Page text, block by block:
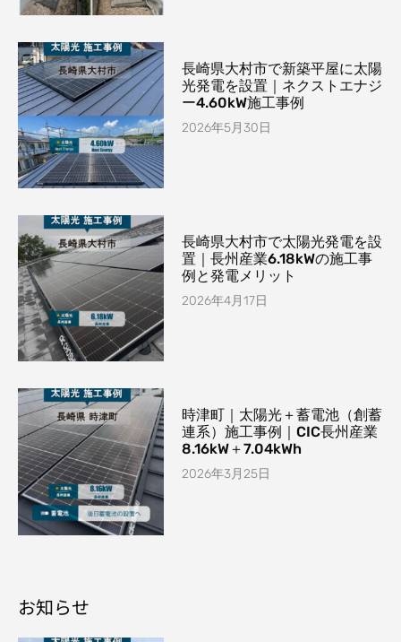
長崎県大村市で新築平屋に太陽
光発電を設置｜ネクストエナジ
ー4.60kW施工事例
2026年5月30日
長崎県大村市で太陽光発電を設
置｜長州産業6.18kWの施工事
例と発電メリット
2026年4月17日
時津町｜太陽光＋蓄電池（創蓄
連系）施工事例｜CIC長州産業
8.16kW＋7.04kWh
2026年3月25日
お知らせ